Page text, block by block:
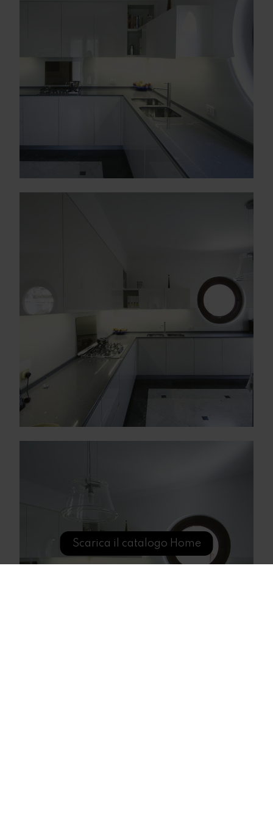
Scarica il catalogo Home